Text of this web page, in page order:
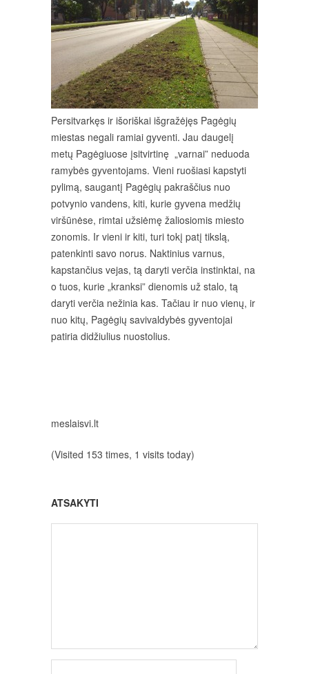
Persitvarkęs ir išoriškai išgražėjęs Pagėgių
miestas negali ramiai gyventi. Jau daugelį
metų Pagėgiuose įsitvirtinę „varnai” neduoda
ramybės gyventojams. Vieni ruošiasi kapstyti
pylimą, saugantį Pagėgių pakraščius nuo
potvynio vandens, kiti, kurie gyvena medžių
viršūnėse, rimtai užsiėmę žaliosiomis miesto
zonomis. Ir vieni ir kiti, turi tokį patį tikslą,
patenkinti savo norus. Naktinius varnus,
kapstančius vejas, tą daryti verčia instinktai, na
o tuos, kurie „kranksi” dienomis už stalo, tą
daryti verčia nežinia kas. Tačiau ir nuo vienų, ir
nuo kitų, Pagėgių savivaldybės gyventojai
patiria didžiulius nuostolius.
meslaisvi.lt
(Visited 153 times, 1 visits today)
ATSAKYTI